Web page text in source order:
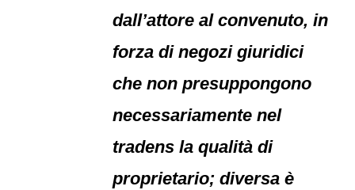
dall’attore al convenuto, in
forza di negozi giuridici
che non presuppongono
necessariamente nel
tradens la qualità di
proprietario; diversa è